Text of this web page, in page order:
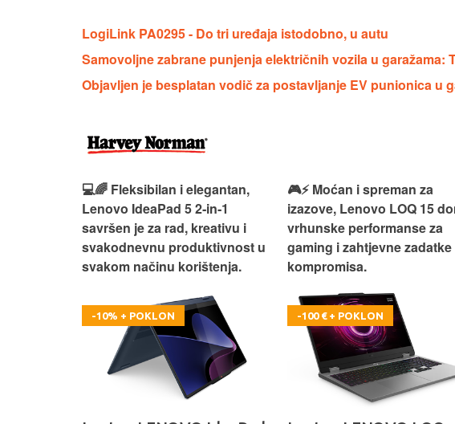
LogiLink PA0295 - Do tri uređaja istodobno, u autu
Samovoljne zabrane punjenja električnih vozila u garažama:
Objavljen je besplatan vodič za postavljanje EV punionica u
u
🎮⚡ Moćan i spreman za
izazove, Lenovo LOQ 15 donosi
vrhunske performanse za
gaming i zahtjevne zadatke bez
kompromisa.
-100 € + POKLON
💻🔥 Moderan i lagan,
IdeaPad Slim 3 donosi
balans snage i
svakodnevni rad i
produktivnost.
-9%